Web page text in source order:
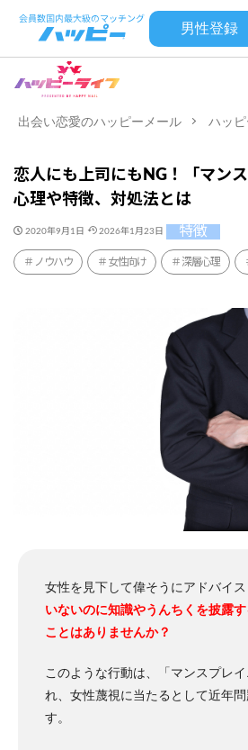
男性登録
出会い恋愛のハッピーメール ハッ
恋人にも上司にもNG！「マン
心理や特徴、対処法とは
2020年9月1日 2026年1月23日 特徴
ノウハウ 女性向け 深層心理
女性を見下して偉そうにアドバイス
いないのに知識やうんちくを披露
ことはありませんか？
このような行動は、「マンスプレ
れ、女性蔑視に当たるとして近年
す。